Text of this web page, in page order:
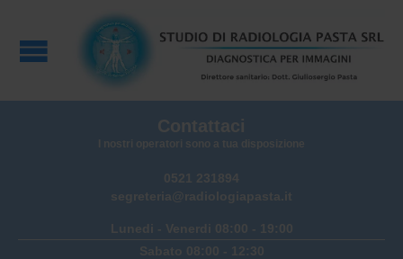
Contattaci
I nostri operatori sono a tua disposizione
0521 231894
segreteria@radiologiapasta.it
Lunedi - Venerdi 08:00 - 19:00
Sabato 08:00 - 12:30